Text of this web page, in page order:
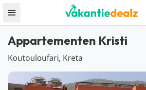
Open menu
Appartementen Kristi
Koutouloufari, Kreta